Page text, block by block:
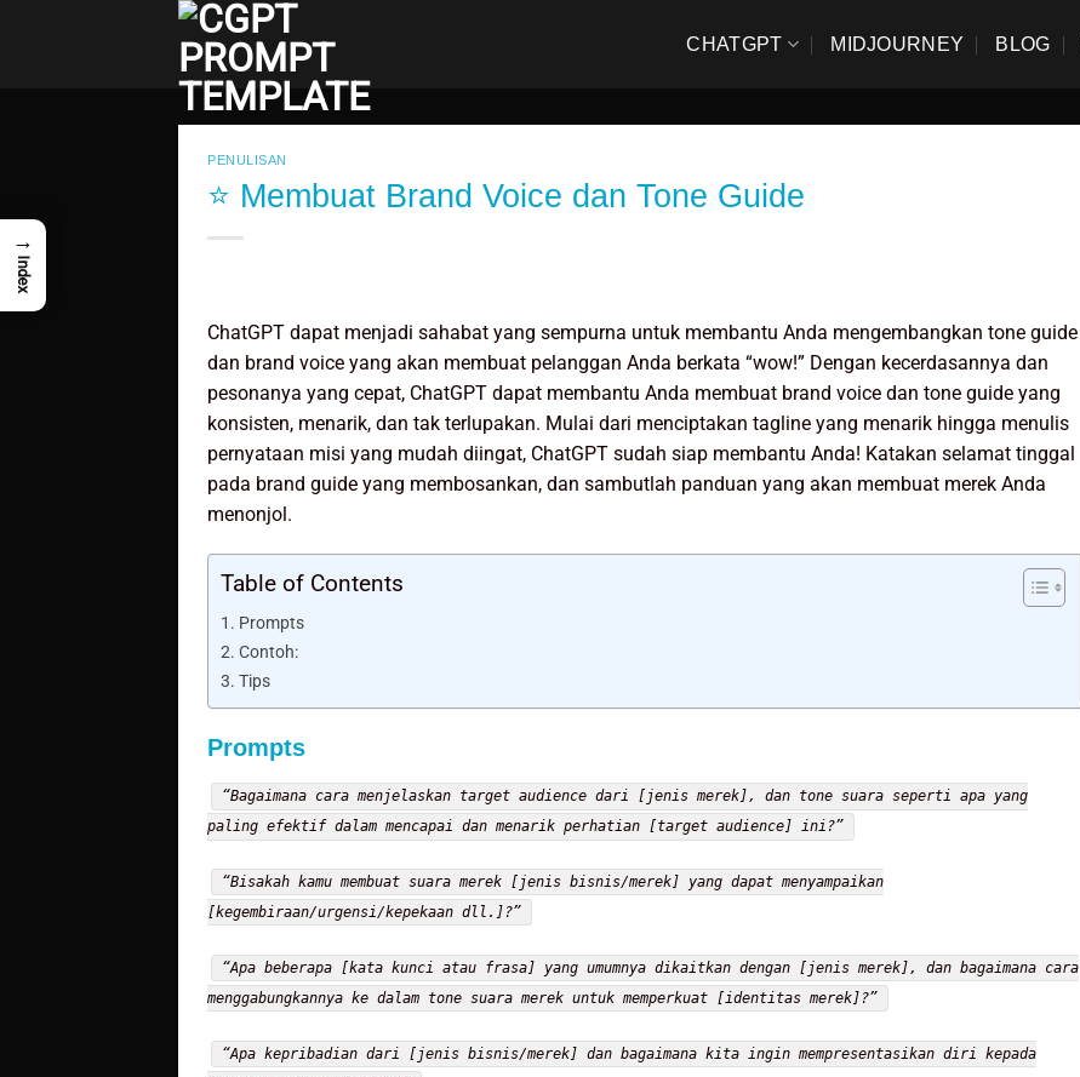
CHATGPT MIDJOURNEY BLOG
PENULISAN
⭐ Membuat Brand Voice dan Tone Guide
ChatGPT dapat menjadi sahabat yang sempurna untuk membantu Anda mengembangkan tone guide
dan brand voice yang akan membuat pelanggan Anda berkata “wow!” Dengan kecerdasannya dan
pesonanya yang cepat, ChatGPT dapat membantu Anda membuat brand voice dan tone guide yang
konsisten, menarik, dan tak terlupakan. Mulai dari menciptakan tagline yang menarik hingga menulis
pernyataan misi yang mudah diingat, ChatGPT sudah siap membantu Anda! Katakan selamat tinggal
pada brand guide yang membosankan, dan sambutlah panduan yang akan membuat merek Anda
menonjol.
Table of Contents
Prompts
Contoh:
Tips
Prompts
“Bagaimana cara menjelaskan target audience dari [jenis merek], dan tone suara seperti apa yang
paling efektif dalam mencapai dan menarik perhatian [target audience] ini?”
“Bisakah kamu membuat suara merek [jenis bisnis/merek] yang dapat menyampaikan
[kegembiraan/urgensi/kepekaan dll.]?”
“Apa beberapa [kata kunci atau frasa] yang umumnya dikaitkan dengan [jenis merek], dan bagaimana cara
menggabungkannya ke dalam tone suara merek untuk memperkuat [identitas merek]?”
“Apa kepribadian dari [jenis bisnis/merek] dan bagaimana kita ingin mempresentasikan diri kepada
→
Index